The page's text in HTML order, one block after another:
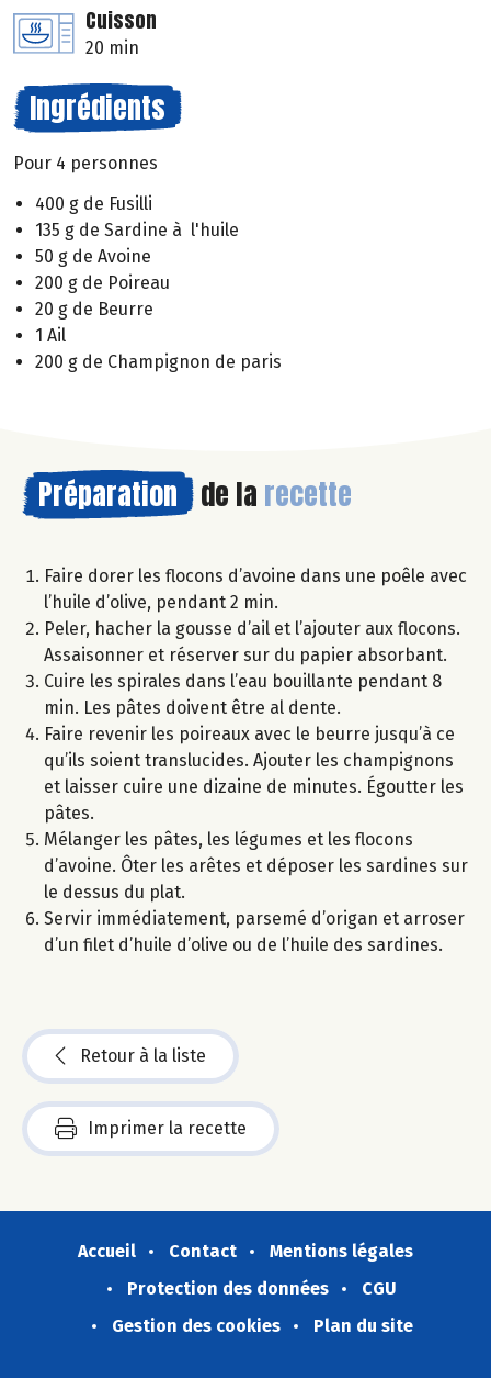
Cuisson
20 min
Ingrédients
Pour 4 personnes
400 g de Fusilli
135 g de Sardine à l'huile
50 g de Avoine
200 g de Poireau
20 g de Beurre
1 Ail
200 g de Champignon de paris
Préparation de la recette
Faire dorer les flocons d’avoine dans une poêle avec
l’huile d’olive, pendant 2 min.
Peler, hacher la gousse d’ail et l’ajouter aux flocons.
Assaisonner et réserver sur du papier absorbant.
Cuire les spirales dans l’eau bouillante pendant 8
min. Les pâtes doivent être al dente.
Faire revenir les poireaux avec le beurre jusqu’à ce
qu’ils soient translucides. Ajouter les champignons
et laisser cuire une dizaine de minutes. Égoutter les
pâtes.
Mélanger les pâtes, les légumes et les flocons
d’avoine. Ôter les arêtes et déposer les sardines sur
le dessus du plat.
Servir immédiatement, parsemé d’origan et arroser
d’un filet d’huile d’olive ou de l’huile des sardines.
Retour à la liste
Imprimer la recette
Accueil Contact
Mentions légales
Protection des données
CGU
Gestion des cookies
Plan du site